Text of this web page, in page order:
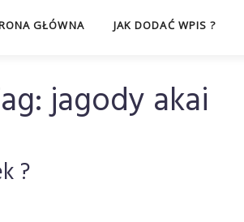
GŁÓWNA JAK DODAĆ WPIS ?
jagody akai
?